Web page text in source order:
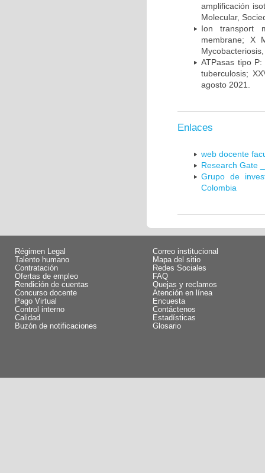
amplificación
Molecular,
Ion transport
membrane; X
ATPasas tipo
tuberculosis;
agosto 2021.
Enlaces
web docente
Research Gate
Grupo de
Colombia
Régimen Legal
Talento humano
Contratación
Ofertas de empleo
Rendición de cuentas
Concurso docente
Pago Virtual
Control interno
Calidad
Buzón de notificaciones
Correo institucional
Mapa del sitio
Redes Sociales
FAQ
Quejas y reclamos
Atención en línea
Encuesta
Contáctenos
Estadísticas
Glosario